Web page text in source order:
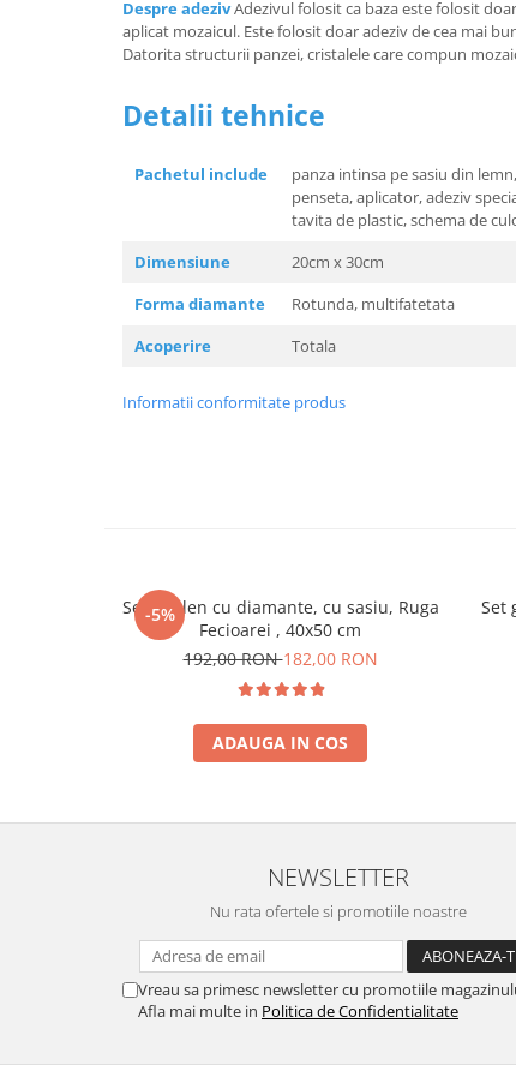
Despre adezivAdezivul folosit ca baza este folosit
aplicat mozaicul. Este folosit doar adeziv de cea mai
Datorita structurii panzei, cristalele care compun
Detalii tehnice
Pachetul include
panza intinsa pe sasiu din
penseta, aplicator, adeziv
tavita de plastic, schema de
Dimensiune
20cm x 30cm
Forma diamante
Rotunda, multifatetata
Acoperire
Totala
Informatii conformitate produs
-5%
Set goblen cu diamante, cu sasiu, Ruga
Fecioarei , 40x50 cm
192,00 RON182,00 RON
ADAUGA IN COS
Set
NEWSLETTER
Nu rata ofertele si promotiile noastre
Vreau sa primesc newsletter cu promotiile
Afla mai multe in Politica de Confidentialitate